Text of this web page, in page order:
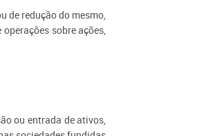
de redução do mesmo,
sobre ações,
ou entrada de ativos,